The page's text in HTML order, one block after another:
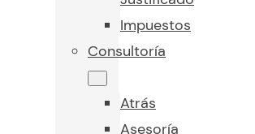
Impuestos
Consultoría
Atrás
Asesoría